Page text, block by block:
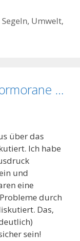
Segeln, Umwelt,
…
über das
Ich habe
und
eine
durch
Das,
sein!